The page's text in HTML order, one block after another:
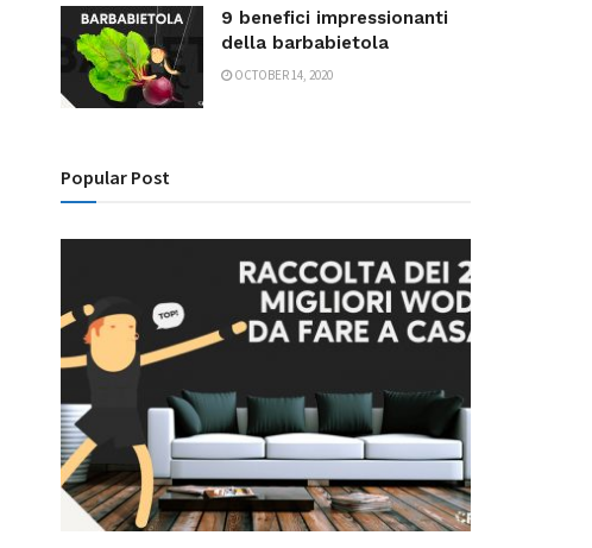
9 benefici impressionanti
della barbabietola
OCTOBER 14, 2020
Popular Post